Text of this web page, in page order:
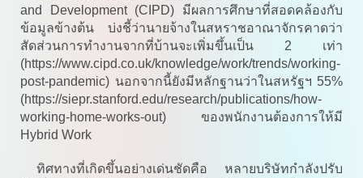
and Development (CIPD) มีผลการศึกษาที่สอดคล้องกับ
ข้อมูลข้างต้น บ่งชี้ว่านายจ้างในสหราชอาณาจักรคาดว่า
สัดส่วนการทำงานจากที่บ้านจะเพิ่มขึ้นเป็น 2 เท่า
(https://www.cipd.co.uk/knowledge/work/trends/working-
post-pandemic) นอกจากนี้ยังมีหลักฐานว่าในสหรัฐฯ 55%
(https://siepr.stanford.edu/research/publications/how-
working-home-works-out) ของพนักงานต้องการให้มี
Hybrid Work
ทิศทางที่เกิดขึ้นอย่างเด่นชัดคือ หลายบริษัทกำลังปรับ